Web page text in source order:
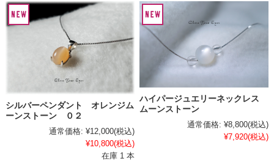
シルバーペンダント オレンジム
ーンストーン ０２
通常価格: ¥12,000(税込)
¥10,800(税込)
在庫 1 本
ハイパージュエリーネックレス
ムーンストーン
通常価格: ¥8,800(税込)
¥7,920(税込)